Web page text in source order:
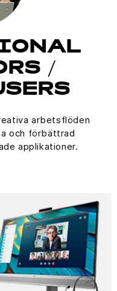
/
arbetsflöden
och förbättrad
applikationer.